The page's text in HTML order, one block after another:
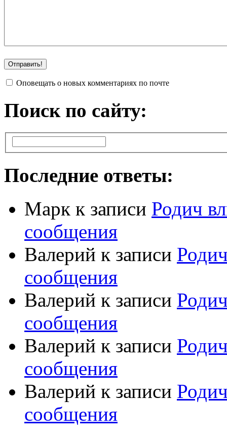
Оповещать о новых комментариях по почте
Поиск по сайту:
Последние ответы:
Марк к записи Родич
сообщения
Валерий к записи
сообщения
Валерий к записи
сообщения
Валерий к записи
сообщения
Валерий к записи
сообщения